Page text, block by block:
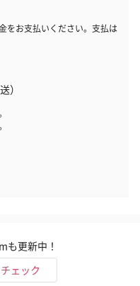
をお支払いください。支払は
）
も更新中！
ェック